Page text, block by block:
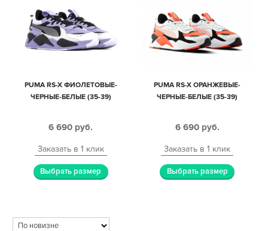
PUMA RS-X ФИОЛЕТОВЫЕ-
ЧЕРНЫЕ-БЕЛЫЕ (35-39)
6 690 руб.
Заказать в 1 клик
Выбрать размер
PUMA RS-X ОРАНЖЕВЫЕ-
ЧЕРНЫЕ-БЕЛЫЕ (35-39)
6 690 руб.
Заказать в 1 клик
Выбрать размер